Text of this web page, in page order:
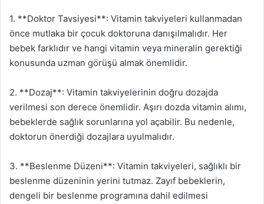
1. **Doktor Tavsiyesi**: Vitamin takviyeleri kullanmadan
önce mutlaka bir çocuk doktoruna danışılmalıdır. Her
bebek farklıdır ve hangi vitamin veya mineralin gerektiği
konusunda uzman görüşü almak önemlidir.
2. **Dozaj**: Vitamin takviyelerinin doğru dozajda
verilmesi son derece önemlidir. Aşırı dozda vitamin alımı,
bebeklerde sağlık sorunlarına yol açabilir. Bu nedenle,
doktorun önerdiği dozajlara uyulmalıdır.
3. **Beslenme Düzeni**: Vitamin takviyeleri, sağlıklı bir
beslenme düzeninin yerini tutmaz. Zayıf bebeklerin,
dengeli bir beslenme programına dahil edilmesi